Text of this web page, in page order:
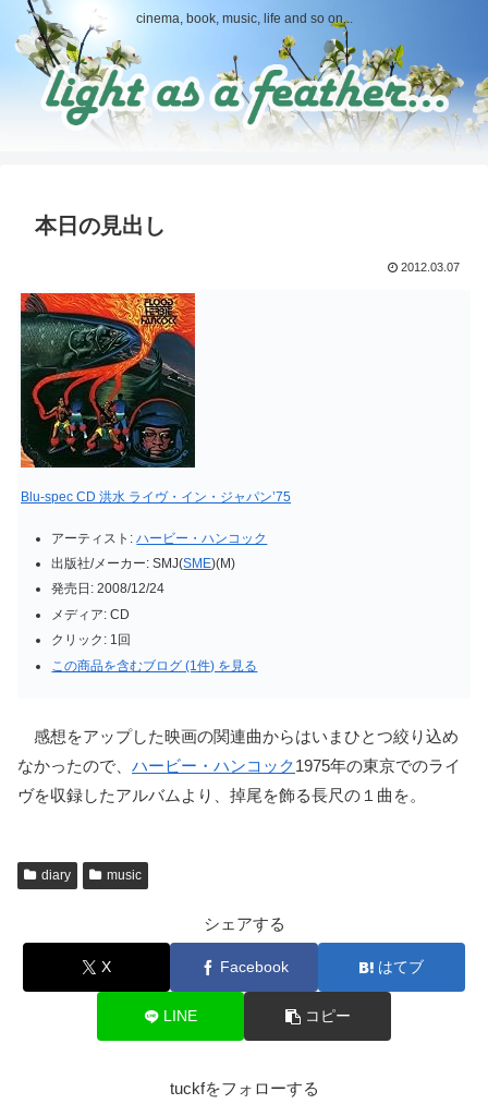
cinema, book, music, life and so on...
本日の見出し
2012.03.07
Blu-spec CD 洪水 ライヴ・イン・ジャパン’75
アーティスト: ハービー・ハンコック
出版社/メーカー: SMJ(SME)(M)
発売日: 2008/12/24
メディア: CD
クリック : 1回
この商品を含むブログ (1件) を見る
感想をアップした映画の関連曲からはいまひとつ絞り込め
なかったので、 ハービー・ハンコック1975年の東京でのライ
ヴを収録したアルバムより、掉尾を飾る長尺の１曲を。
diary music
シェアする
X Facebook はてブ
LINE コピー
tuckfをフォローする